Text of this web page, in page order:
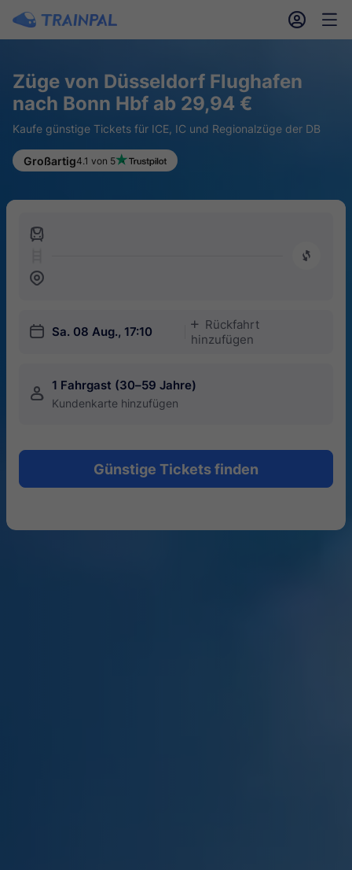
󱎓 󱒨
Züge von Düsseldorf Flughafen
nach Bonn Hbf ab 29,94 €
Kaufe günstige Tickets für ICE, IC und Regionalzüge der DB
Großartig4.1 von 5
󱍉
󰿠
󱒣
󱎗 Sa. 08 Aug., 17:10
󱅇
Rückfahrt
hinzufügen
󱍂 1 Fahrgast (30–59 Jahre)
Kundenkarte hinzufügen
Günstige Tickets finden